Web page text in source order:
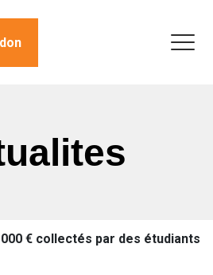
€ collectés par des étudiants